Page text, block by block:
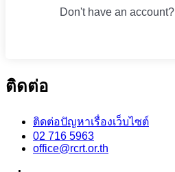
Don't have an account?
ติดต่อ
ติดต่อปัญหาเรื่องเว็บไซต์
02 716 5963
office@rcrt.or.th